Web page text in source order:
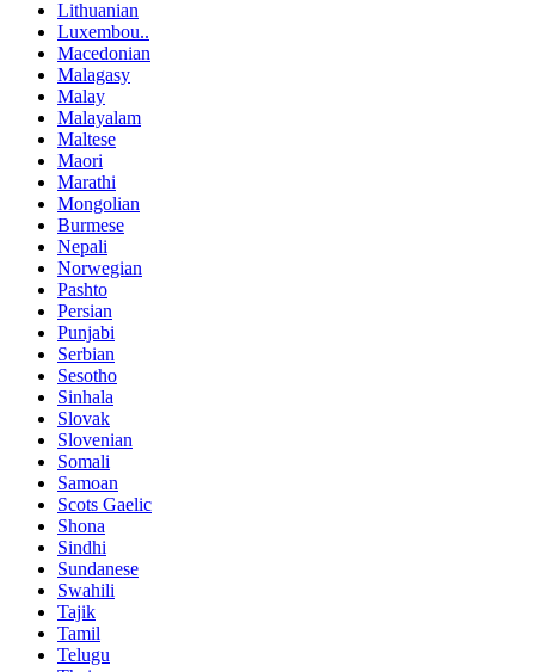
Lithuanian
Luxembou..
Macedonian
Malagasy
Malay
Malayalam
Maltese
Maori
Marathi
Mongolian
Burmese
Nepali
Norwegian
Pashto
Persian
Punjabi
Serbian
Sesotho
Sinhala
Slovak
Slovenian
Somali
Samoan
Scots Gaelic
Shona
Sindhi
Sundanese
Swahili
Tajik
Tamil
Telugu